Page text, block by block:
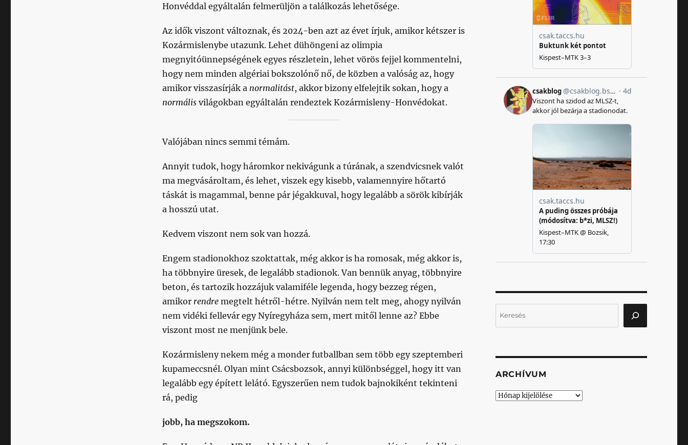
Honvéddal egyáltalán felmerüljön a találkozás lehetősége.
Az idők viszont változnak, és 2024-ben azt az évet írjuk, amikor kétszer is
Kozármislenybe utazunk. Lehet dühöngeni az olimpia
megnyitóünnepségének egyes részletein, lehet vörös fejjel kommentelni,
hogy nem minden algériai bokszolónő nő, de közben a valóság az, hogy
amikor visszasírják a normalitást, akkor bizony elfelejtik sokan, hogy a
normálisvilágokban egyáltalán rendeztek Kozármisleny-Honvédokat.
Valójában nincs semmi témám.
Annyit tudok, hogy háromkor nekivágunk a túrának, a szendvicsnek valót
ma megvásároltam, és lehet, viszek egy kisebb, valamennyire hőtartó
táskát is magammal, benne pár jégakkuval, hogy legalább a sörök kibírják
a hosszú utat.
Kedvem viszont nem sok van hozzá.
Engem stadionokhoz szoktattak, még akkor is ha romosak, még akkor is,
ha többnyire üresek, de legalább stadionok. Van bennük anyag, többnyire
beton, és tartozik hozzájuk valamiféle legenda, hogy bezzeg régen,
amikor rendre megtelt hétről-hétre. Nyilván nem telt meg, ahogy nyilván
nem vidéki fellevár egy Nyíregyháza sem, mert mitől lenne az? Ebbe
viszont most ne menjünk bele.
Kozármisleny nekem még a monder futballban sem több egy szeptemberi
kupameccsnél. Olyan mint Csácsbozsok, annyi különbséggel, hogy itt van
legalább egy épített lelátó. Egyszerűen nem tudok bajnokiként tekinteni
rá, pedig
jobb, ha megszokom.
ARCHÍVUM
Archívum